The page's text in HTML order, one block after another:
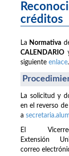
créditos
La Normativa
CALENDARIO
siguiente enlace.
La solicitud y
en el reverso
a
El
Extensión
correo